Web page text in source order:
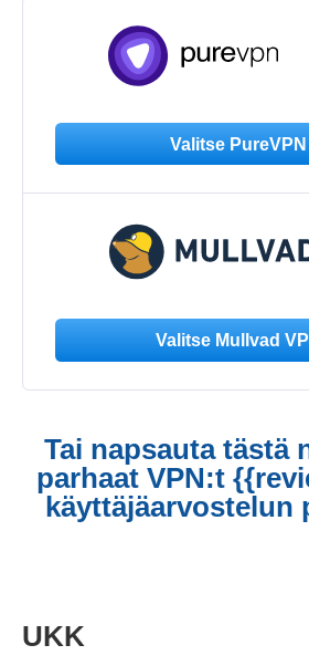
Valitse PureVPN
Valitse Mullvad
Tai napsauta tästä
parhaat VPN:t
käyttäjäarvostelun
UKK